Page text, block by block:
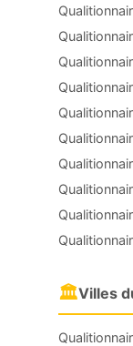
🏛Villes